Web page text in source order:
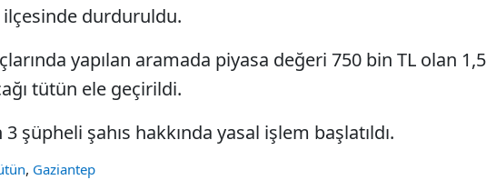
ilçesinde durduruldu.
yapılan aramada piyasa değeri 750 bin TL olan 1,5
tütün ele geçirildi.
3 şüpheli şahıs hakkında yasal işlem başlatıldı.
, Gaziantep